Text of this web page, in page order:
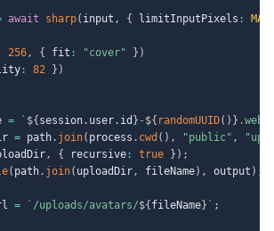
await sharp( input , { limitInputPixels :
256, { fit : "cover" } )
: 82 } )
= ` ${ session. user. id } - ${ randomUUID( ) } .webp
= path. join( process . cwd ( ) , "public" ,
, { recursive : true } ) ;
( path. join( uploadDir, fileName) , output ) ;
= ` /uploads/avatars/${ fileName} ` ;